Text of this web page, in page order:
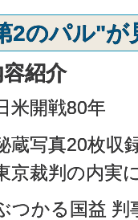
2のパル"が
容紹介
米開戦80年
蔵写真20枚収
京裁判の内実
つかる国益 判